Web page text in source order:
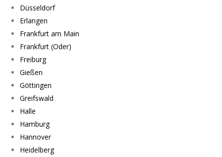
Düsseldorf
Erlangen
Frankfurt am Main
Frankfurt (Oder)
Freiburg
Gießen
Göttingen
Greifswald
Halle
Hamburg
Hannover
Heidelberg